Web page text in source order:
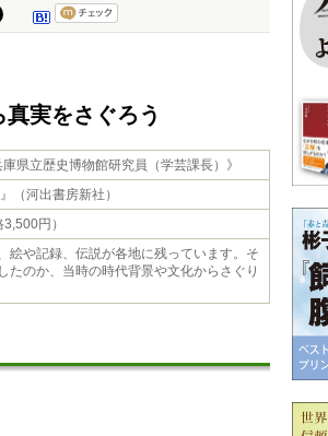
実をさぐろう
県立歴史博物館研究員（学芸課長）》
（河出書房新社）
円）
絵や記録、伝説が各地に残っています。そ
たのか、当時の時代背景や文化からさぐり